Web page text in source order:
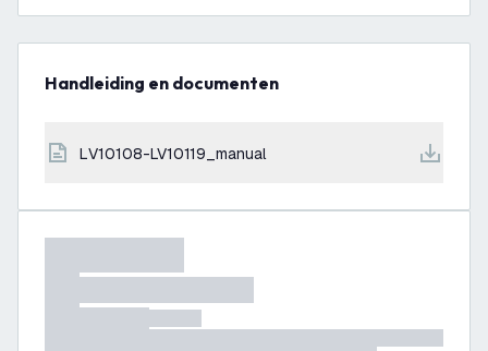
Handleiding en documenten
LV10108-LV10119_manual